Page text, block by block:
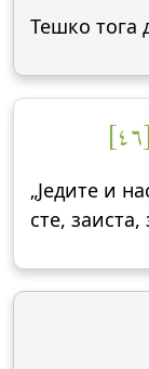
Тешко тога
„Једите и
сте,